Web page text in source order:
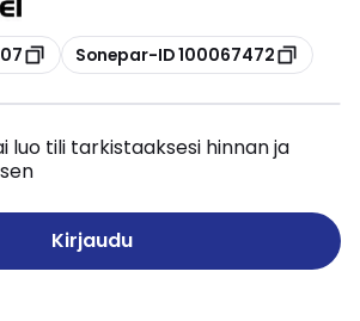
Kopioi
Sonepar-ID 100067472
luo tili tarkistaaksesi hinnan ja
Kirjaudu